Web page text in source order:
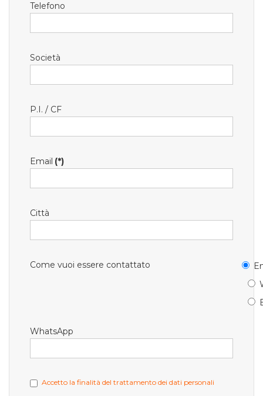
Telefono
Società
P.I. / CF
Email (*)
Città
Come vuoi essere contattato
WhatsApp
Accetto la finalità del trattamento dei dati personali